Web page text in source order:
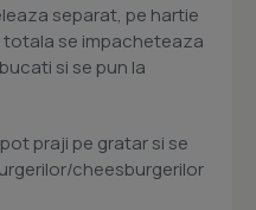
separat, pe hartie
se impacheteaza
si se pun la
praji pe gratar si se
cheesburgerilor